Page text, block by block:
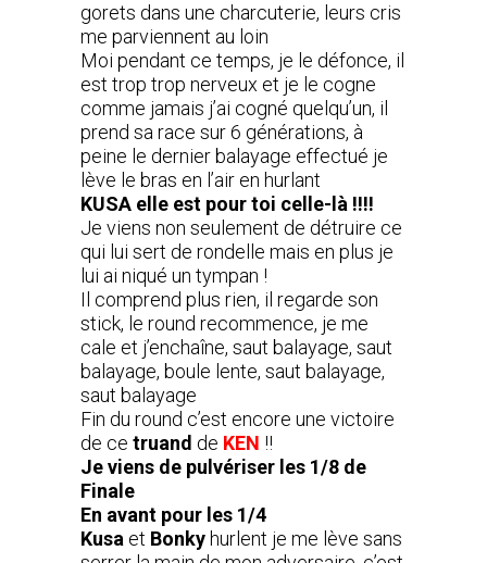
gorets dans une charcuterie, leurs cris
me parviennent au loin
Moi pendant ce temps, je le défonce, il
est trop trop nerveux et je le cogne
comme jamais j’ai cogné quelqu’un, il
prend sa race sur 6 générations, à
peine le dernier balayage effectué je
lève le bras en l’air en hurlant
KUSA elle est pour toi celle-là !!!!
Je viens non seulement de détruire ce
qui lui sert de rondelle mais en plus je
lui ai niqué un tympan !
Il comprend plus rien, il regarde son
stick, le round recommence, je me
cale et j’enchaîne, saut balayage, saut
balayage, boule lente, saut balayage,
saut balayage
Fin du round c’est encore une victoire
de ce truand de KEN !!
Je viens de pulvériser les 1/8 de
Finale
En avant pour les 1/4
Kusa et Bonky hurlent je me lève sans